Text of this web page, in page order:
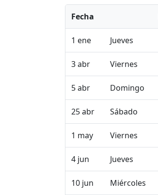
Fecha
1 ene Jueves
3 abr Viernes
5 abr Domingo
25 abr Sábado
1 may Viernes
4 jun Jueves
10 jun Miércoles